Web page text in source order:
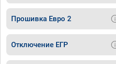
Прошивка Евро 2
Отключение ЕГР